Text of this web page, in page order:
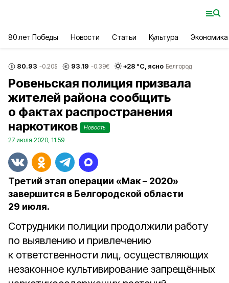
80 лет Победы Новости Статьи Культура Экономика
80.93 -0.20$ 93.19 -0.39€ +28 °С, ясно Белгород
Ровеньская полиция призвала
жителей района сообщить
о фактах распространения
наркотиков
Новость
27 июля 2020, 11:59
Третий этап операции «Мак – 2020»
завершится в Белгородской области
29 июля.
Сотрудники полиции продолжили работу
по выявлению и привлечению
к ответственности лиц, осуществляющих
незаконное культивирование запрещённых